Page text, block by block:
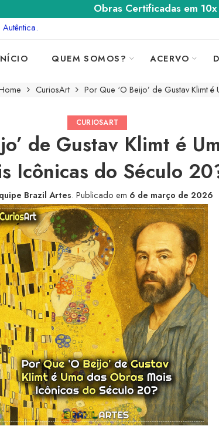
Obras Certificadas em
QUEM SOMOS? ACERVO
CuriosArt Por Que ‘O Beijo’ de Gustav Klimt
CURIOSART
de Gustav Klimt é
Icônicas do Século
Brazil Artes. Publicado em 6 de março de 2026